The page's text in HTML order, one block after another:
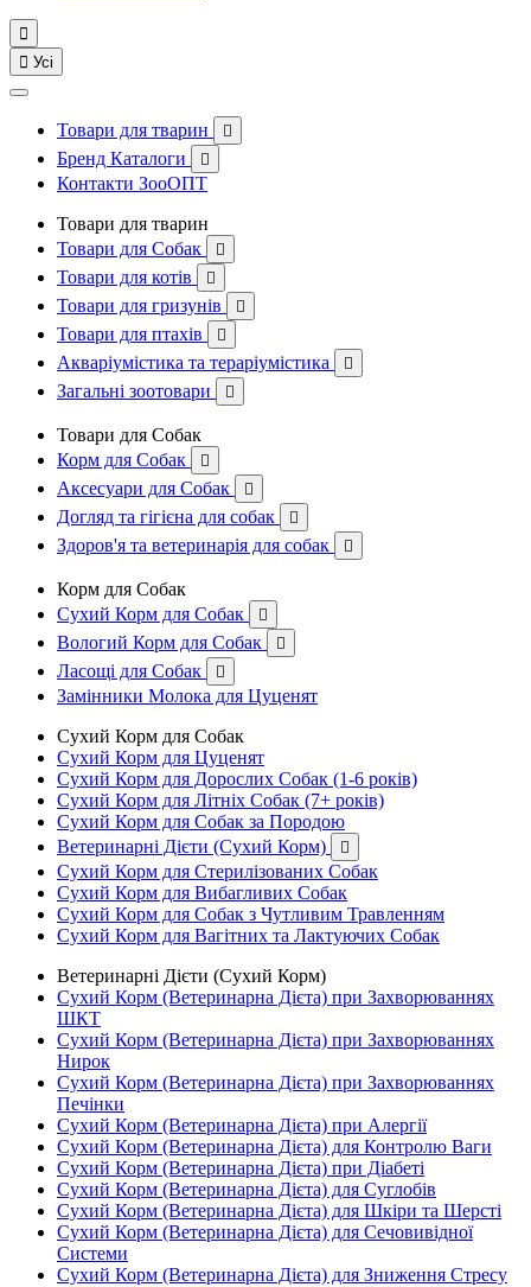

 Усі
Товари для тварин 
Бренд Каталоги 
Контакти ЗооОПТ
Товари для тварин
Товари для Собак

Товари для котів 
Товари для гризунів 
Товари для птахів 
Акваріумістика та тераріумістика 
Загальні зоотовари 
Товари для Собак
Корм для Собак

Аксесуари для Собак 
Догляд та гігієна для собак 
Здоров'я та ветеринарія для собак 
Корм для Собак
Сухий Корм для Собак

Вологий Корм для Собак 
Ласощі для Собак 
Замінники Молока для Цуценят
Сухий Корм для Собак
Сухий Корм для Цуценят
Сухий Корм для Дорослих Собак (1-6 років)
Сухий Корм для Літніх Собак (7+ років)
Сухий Корм для Собак за Породою
Ветеринарні Дієти (Сухий Корм)

Сухий Корм для Стерилізованих Собак
Сухий Корм для Вибагливих Собак
Сухий Корм для Собак з Чутливим Травленням
Сухий Корм для Вагітних та Лактуючих Собак
Ветеринарні Дієти (Сухий Корм)
Сухий Корм (Ветеринарна Дієта) при Захворюваннях
ШКТ
Сухий Корм (Ветеринарна Дієта) при Захворюваннях
Нирок
Сухий Корм (Ветеринарна Дієта) при Захворюваннях
Печінки
Сухий Корм (Ветеринарна Дієта) при Алергії
Сухий Корм (Ветеринарна Дієта) для Контролю Ваги
Сухий Корм (Ветеринарна Дієта) при Діабеті
Сухий Корм (Ветеринарна Дієта) для Суглобів
Сухий Корм (Ветеринарна Дієта) для Шкіри та Шерсті
Сухий Корм (Ветеринарна Дієта) для Сечовивідної
Системи
Сухий Корм (Ветеринарна Дієта) для Зниження Стресу